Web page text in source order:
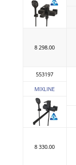
8 298.00
553197
MIXLINE
8 330.00